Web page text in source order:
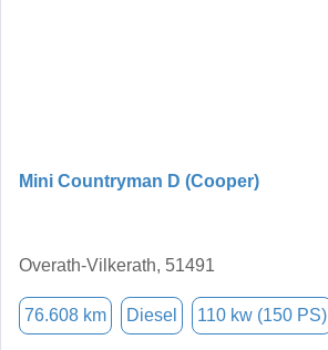
Mini Countryman D (Cooper)
Overath-Vilkerath, 51491
76.608 km Diesel 110 kw (150 PS)